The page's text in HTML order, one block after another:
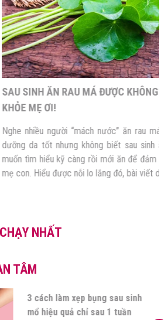
ĐƯỢC KHÔNG? RẤT TỐT CHO SỨC
nước” ăn rau má giúp thanh lọc cơ thể,
biết sau sinh ăn rau má được không,
mới ăn để đảm bảo sức khỏe cho cả 2
lắng đó, bài viết dưới đây sẽ […]
NHẤT
TÂM
Bà đẻ có ăn được tim lợn
không? Đọc ngay 4 điều quan